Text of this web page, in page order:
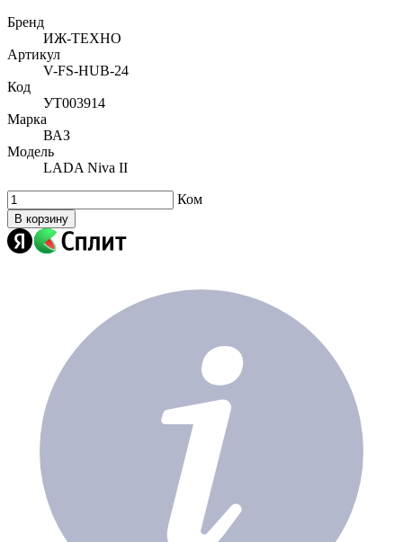
Бренд
ИЖ-ТЕХНО
Артикул
V-FS-HUB-24
Код
УТ003914
Марка
ВАЗ
Модель
LADA Niva II
Ком
В корзину